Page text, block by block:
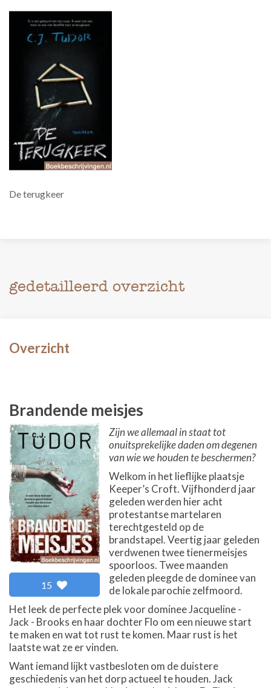
De terugkeer
gedetailleerd overzicht
Overzicht
Brandende meisjes
15
Zijn we allemaal in staat tot
onuitsprekelijke daden om degenen
van wie we houden te beschermen?
Welkom in het lieflijke plaatsje
Keeper’s Croft. Vijfhonderd jaar
geleden werden hier acht
protestantse martelaren
terechtgesteld op de
brandstapel. Veertig jaar geleden
verdwenen twee tienermeisjes
spoorloos. Twee maanden
geleden pleegde de dominee van
de lokale parochie zelfmoord.
Het leek de perfecte plek voor dominee Jacqueline -
Jack - Brooks en haar dochter Flo om een nieuwe start
te maken en wat tot rust te komen. Maar rust is het
laatste wat ze er vinden.
Want iemand lijkt vastbesloten om de duistere
geschiedenis van het dorp actueel te houden. Jack